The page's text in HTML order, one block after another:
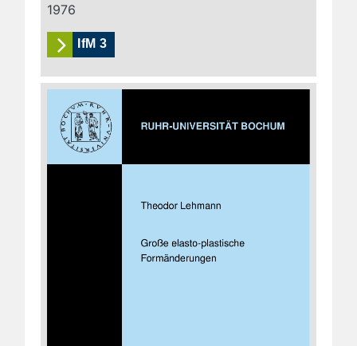
1976
IfM 3